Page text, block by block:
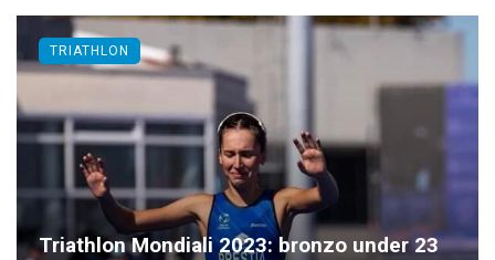
Triathlon Mondiali 2023: bronzo under 23
TRIATHLON